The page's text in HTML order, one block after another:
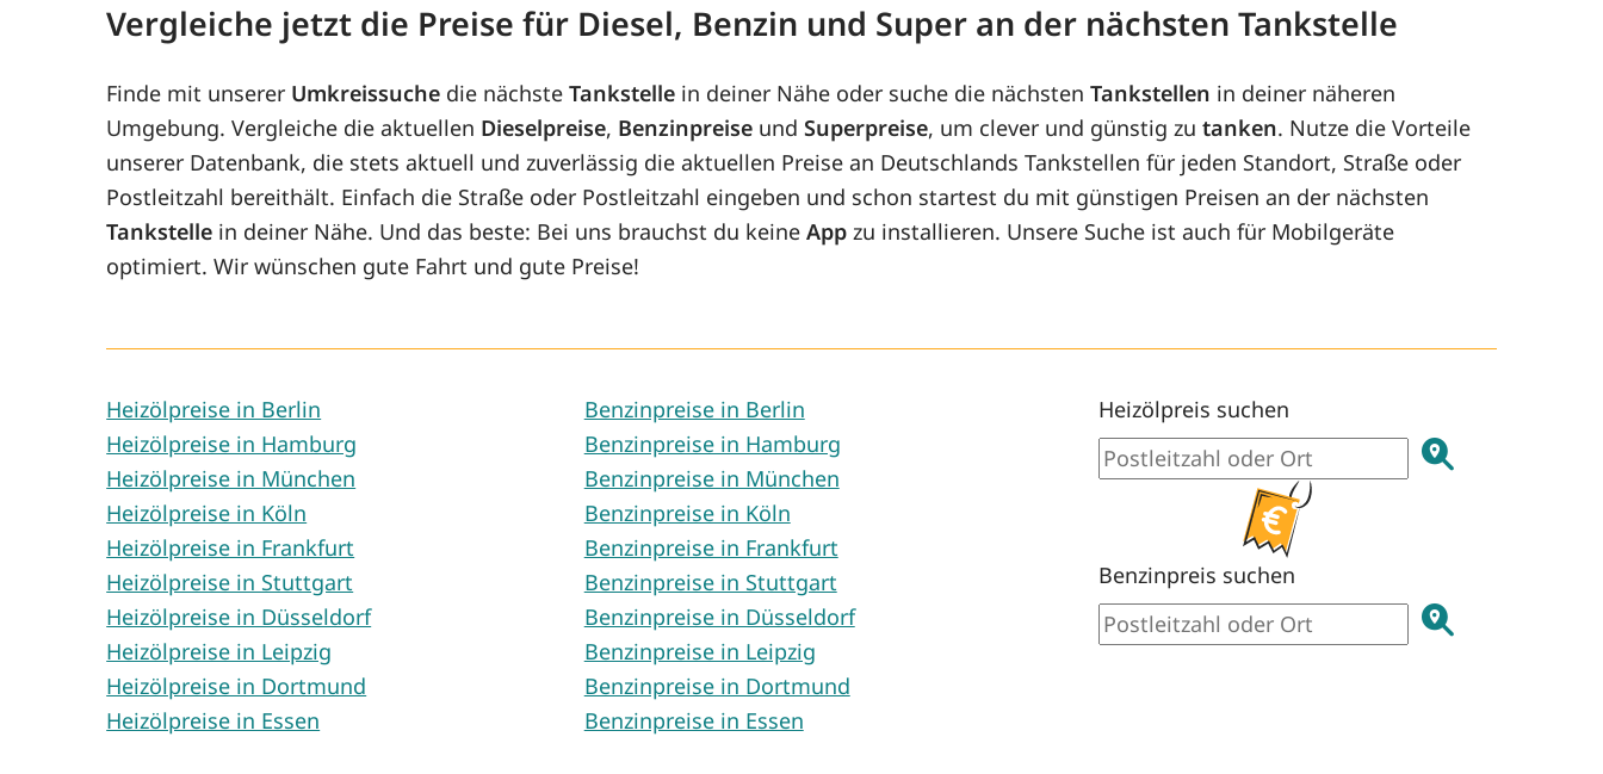
Vergleiche jetzt die Preise für Diesel, Benzin und Super an der nächsten Tankstelle
Finde mit unserer Umkreissuche die nächsteTankstelle in deiner Nähe oder suche die nächstenTankstellen in deiner näheren
Umgebung. Vergleiche die aktuellen Dieselpreise, Benzinpreise undSuperpreise, um clever und günstig zutanken. Nutze die Vorteile
unserer Datenbank, die stets aktuell und zuverlässig die aktuellen Preise an Deutschlands Tankstellen für jeden Standort, Straße oder
Postleitzahl bereithält. Einfach die Straße oder Postleitzahl eingeben und schon startest du mit günstigen Preisen an der nächsten
Tankstelle in deiner Nähe. Und das beste: Bei uns brauchst du keineApp zu installieren. Unsere Suche ist auch für Mobilgeräte
optimiert. Wir wünschen gute Fahrt und gute Preise!
Heizölpreise in Berlin
Heizölpreise in Hamburg
Heizölpreise in München
Heizölpreise in Köln
Heizölpreise in Frankfurt
Heizölpreise in Stuttgart
Heizölpreise in Düsseldorf
Heizölpreise in Leipzig
Heizölpreise in Dortmund
Heizölpreise in Essen
Benzinpreise in Berlin
Benzinpreise in Hamburg
Benzinpreise in München
Benzinpreise in Köln
Benzinpreise in Frankfurt
Benzinpreise in Stuttgart
Benzinpreise in Düsseldorf
Benzinpreise in Leipzig
Benzinpreise in Dortmund
Benzinpreise in Essen
Heizölpreis suchen
Benzinpreis suchen